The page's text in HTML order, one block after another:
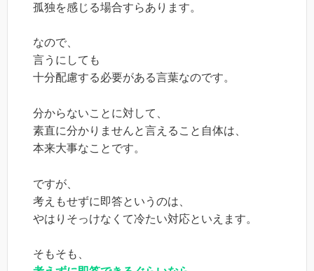
孤独を感じる場合すらあります。
なので、
言うにしても
十分配慮する必要がある言葉なのです。
分からないことに対して、
素直に分かりませんと言えること自体は、
本来大事なことです。
ですが、
考えもせずに即答というのは、
やはりそっけなくて冷たい対応といえます。
そもそも、